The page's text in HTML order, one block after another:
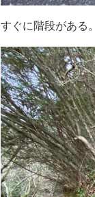
すぐに階段がある